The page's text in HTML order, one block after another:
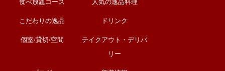
食べ放題コース 人気の逸品料理
こだわりの逸品 ドリンク
個室/貸切/空間
テイクアウト・デリバ
リー